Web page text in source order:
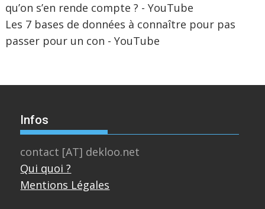
qu’on s’en rende compte ? - YouTube
Les 7 bases de données à connaître pour pas
passer pour un con - YouTube
Infos
contact [AT] dekloo.net
Qui quoi ?
Mentions Légales